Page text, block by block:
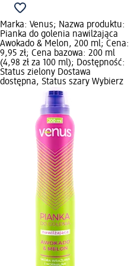
Marka: Venus; Nazwa produktu:
Pianka do golenia nawilżająca
Awokado & Melon, 200 ml; Cena:
9,95 zł; Cena bazowa: 200 ml
(4,98 zł za 100 ml); Dostępność:
Status zielony Dostawa
dostępna, Status szary Wybierz